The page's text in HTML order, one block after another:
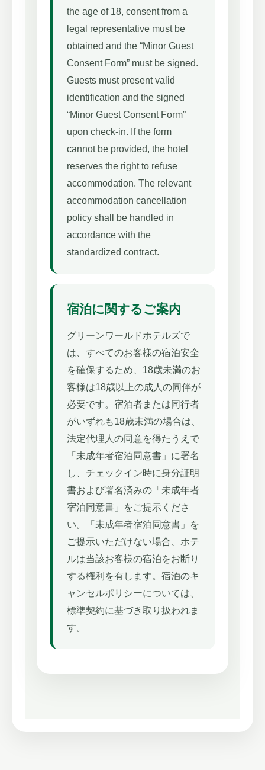
the age of 18, consent from a
legal representative must be
obtained and the “Minor Guest
Consent Form” must be signed.
Guests must present valid
identification and the signed
“Minor Guest Consent Form”
upon check-in. If the form
cannot be provided, the hotel
reserves the right to refuse
accommodation. The relevant
accommodation cancellation
policy shall be handled in
accordance with the
standardized contract.
宿泊に関するご案内
グリーンワールドホテルズで
は、すべてのお客様の宿泊安全
を確保するため、18歳未満のお
客様は18歳以上の成人の同伴が
必要です。宿泊者または同行者
がいずれも18歳未満の場合は、
法定代理人の同意を得たうえで
「未成年者宿泊同意書」に署名
し、チェックイン時に身分証明
書および署名済みの「未成年者
宿泊同意書」をご提示くださ
い。「未成年者宿泊同意書」を
ご提示いただけない場合、ホテ
ルは当該お客様の宿泊をお断り
する権利を有します。宿泊のキ
ャンセルポリシーについては、
標準契約に基づき取り扱われま
す。